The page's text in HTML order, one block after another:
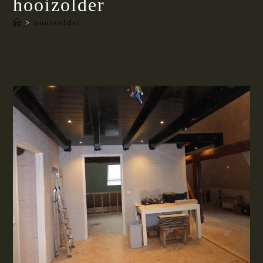
hooizolder
> hooizolder